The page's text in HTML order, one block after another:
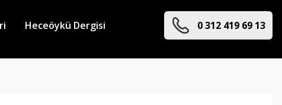
Heceöykü Dergisi 0 312 419 69 13